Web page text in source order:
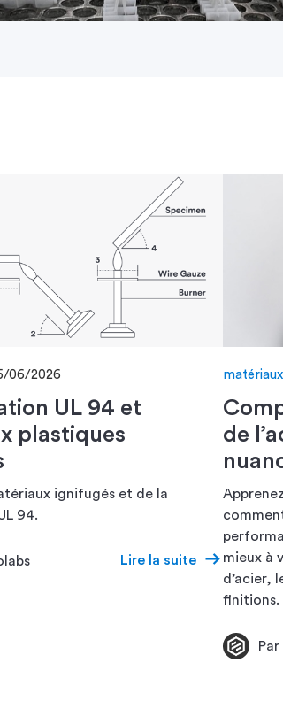
06/2026
UL 94 et
plastiques
ignifugés et de la
94.
Lire la suite
matériaux
de
mieux à
d’acier,
finitions.